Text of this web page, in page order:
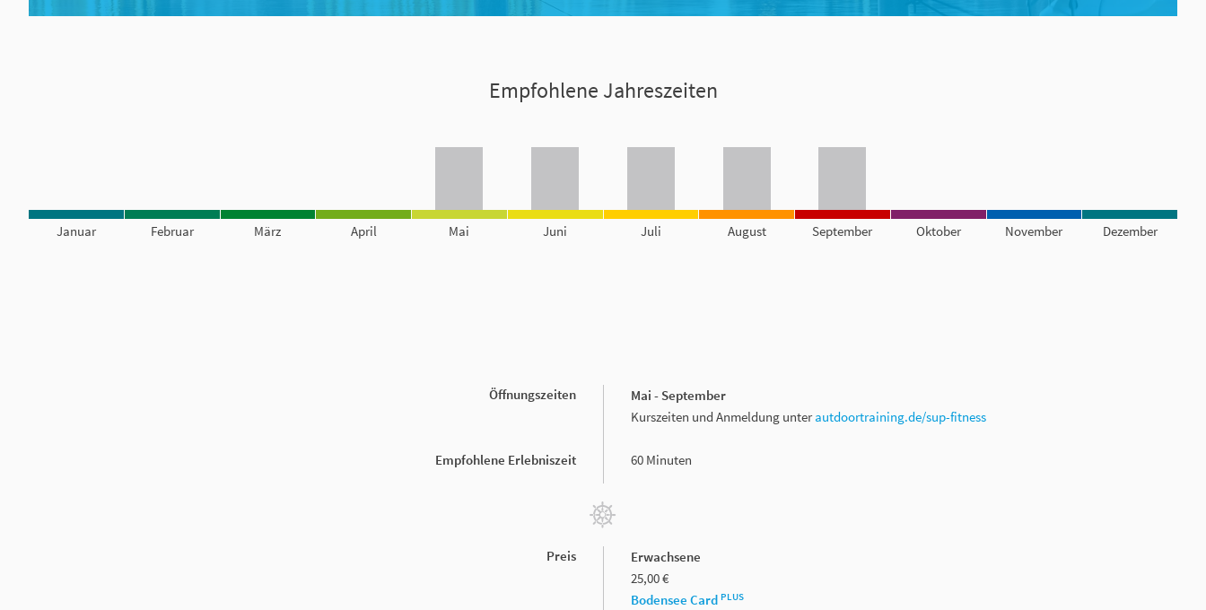
Empfohlene Jahreszeiten
Januar Februar März April Mai Juni Juli August September Oktober November Dezember
Öffnungszeiten
Mai - September
Kurszeiten und Anmeldung unterautdoortraining.de/sup-fitness
Empfohlene Erlebniszeit 60 Minuten
Preis
Erwachsene
25,00 €
Bodensee Card PLUS